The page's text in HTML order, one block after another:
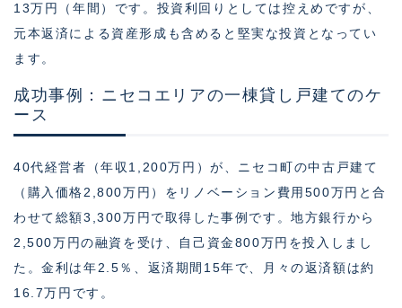
13万円（年間）です。投資利回りとしては控えめですが、
元本返済による資産形成も含めると堅実な投資となってい
ます。
成功事例：ニセコエリアの一棟貸し戸建てのケ
ース
40代経営者（年収1,200万円）が、ニセコ町の中古戸建て
（購入価格2,800万円）をリノベーション費用500万円と合
わせて総額3,300万円で取得した事例です。地方銀行から
2,500万円の融資を受け、自己資金800万円を投入しまし
た。金利は年2.5％、返済期間15年で、月々の返済額は約
16.7万円です。